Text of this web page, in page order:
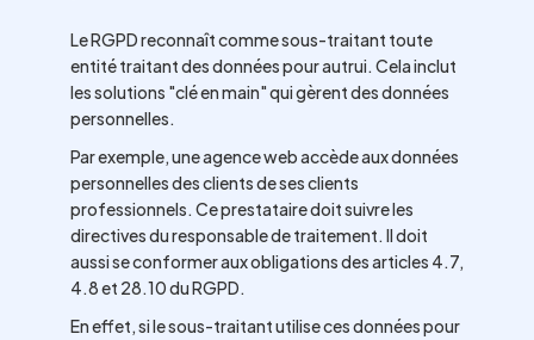
Le RGPD reconnaît comme sous-traitant toute
entité traitant des données pour autrui. Cela inclut
les solutions "clé en main" qui gèrent des données
personnelles.
Par exemple, une agence web accède aux données
personnelles des clients de ses clients
professionnels. Ce prestataire doit suivre les
directives du responsable de traitement. Il doit
aussi se conformer aux obligations des articles 4.7,
4.8 et 28.10 du RGPD.
En effet, si le sous-traitant utilise ces données pour